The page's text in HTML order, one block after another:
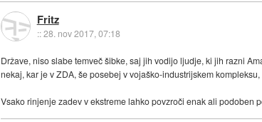
Fritz
::28. nov 2017, 07:18
Države, niso slabe temveč šibke, saj jih vodijo ljudje, ki jih razni
nekaj, kar je v ZDA, še posebej v vojaško-industrijskem
Vsako rinjenje zadev v ekstreme lahko povzroči enak ali podoben